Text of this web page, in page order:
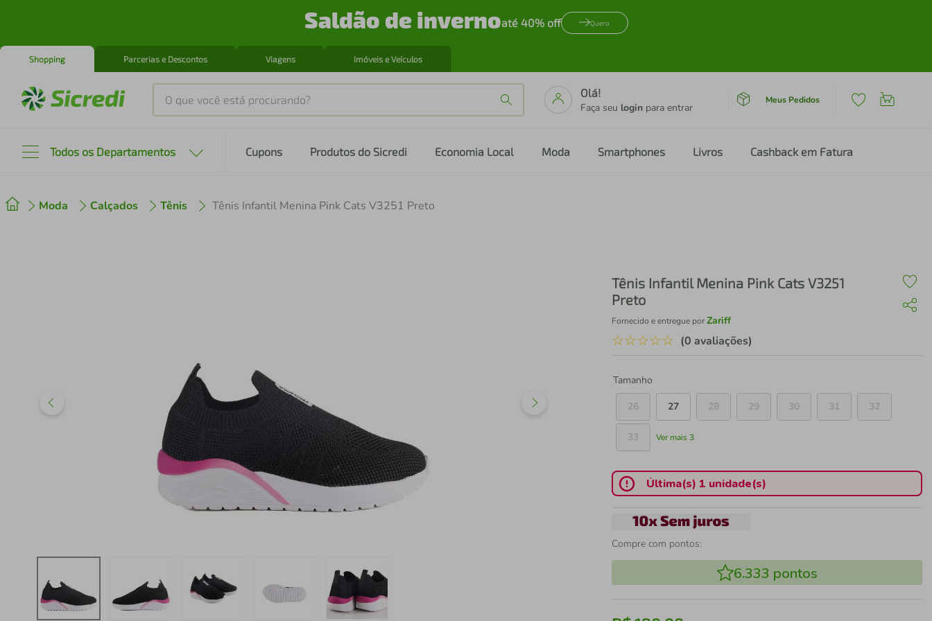
Saldão de invernoaté 40% off Quero
Shopping Parcerias e Descontos Viagens Imóveis e Veículos
O que você está procurando?
Olá!
Faça seu login para entrar
Meus Pedidos
Todos os Departamentos Cupons Produtos do Sicredi Economia Local Moda Smartphones Livros Cashback em Fatura
Moda Calçados Tênis Tênis Infantil Menina Pink Cats V3251 Preto
Tênis Infantil Menina Pink Cats V3251
Preto
Fornecido e entregue porZariff
☆☆☆☆☆ (0 avaliações)
Tamanho
26
27 28 29 30 31 32
33 Ver mais 3
Última(s) 1 unidade(s)
Compre com pontos:
6.333 pontos
2 cafeteira